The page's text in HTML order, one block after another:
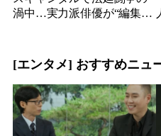
渦中…実力派俳優が“編集な
[エンタメ] おすすめニュ